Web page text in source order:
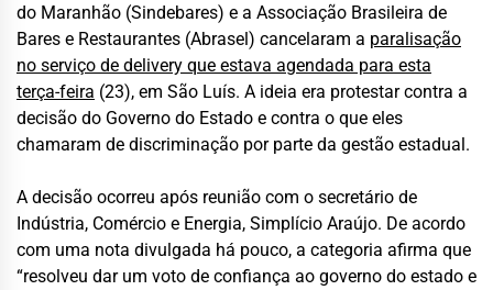
do Maranhão (Sindebares) e a Associação Brasileira de
Bares e Restaurantes (Abrasel) cancelaram a paralisação
no serviço de delivery que estava agendada para esta
terça-feira (23), em São Luís. A ideia era protestar contra a
decisão do Governo do Estado e contra o que eles
chamaram de discriminação por parte da gestão estadual.
A decisão ocorreu após reunião com o secretário de
Indústria, Comércio e Energia, Simplício Araújo. De acordo
com uma nota divulgada há pouco, a categoria afirma que
“resolveu dar um voto de confiança ao governo do estado e